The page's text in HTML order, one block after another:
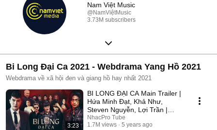
Nam Việt Music
@NamViệtMusic
3.73M subscribers
Bi Long Đại Ca 2021 - Webdrama Yang Hồ 2021
Webdrama về xã hội đen và giang hồ hay nhất 2021
3:23
BI LONG ĐẠI CA Main Trailer |
Hứa Minh Đạt, Khả Như,
Steven Nguyễn, Lợi Trần |
Webdrama Yang Hồ 2021
NhacPro Tube
1.7M views
5 years ago